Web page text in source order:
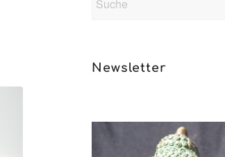
Newsletter